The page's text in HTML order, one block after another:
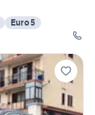
Euro 5